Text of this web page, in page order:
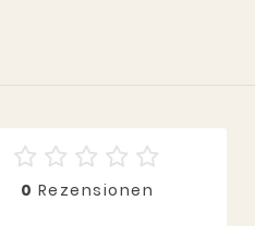
0 Rezensionen